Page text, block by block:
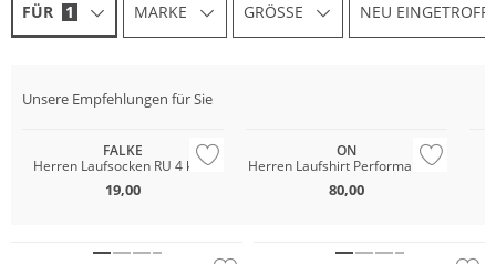
FÜR 1 MARKE GRÖSSE NEU
Unsere Empfehlungen für Sie
FALKE
Herren Laufsocken RU 4 kurz
19,00
ON
Herren Laufshirt Performance-T
80,00